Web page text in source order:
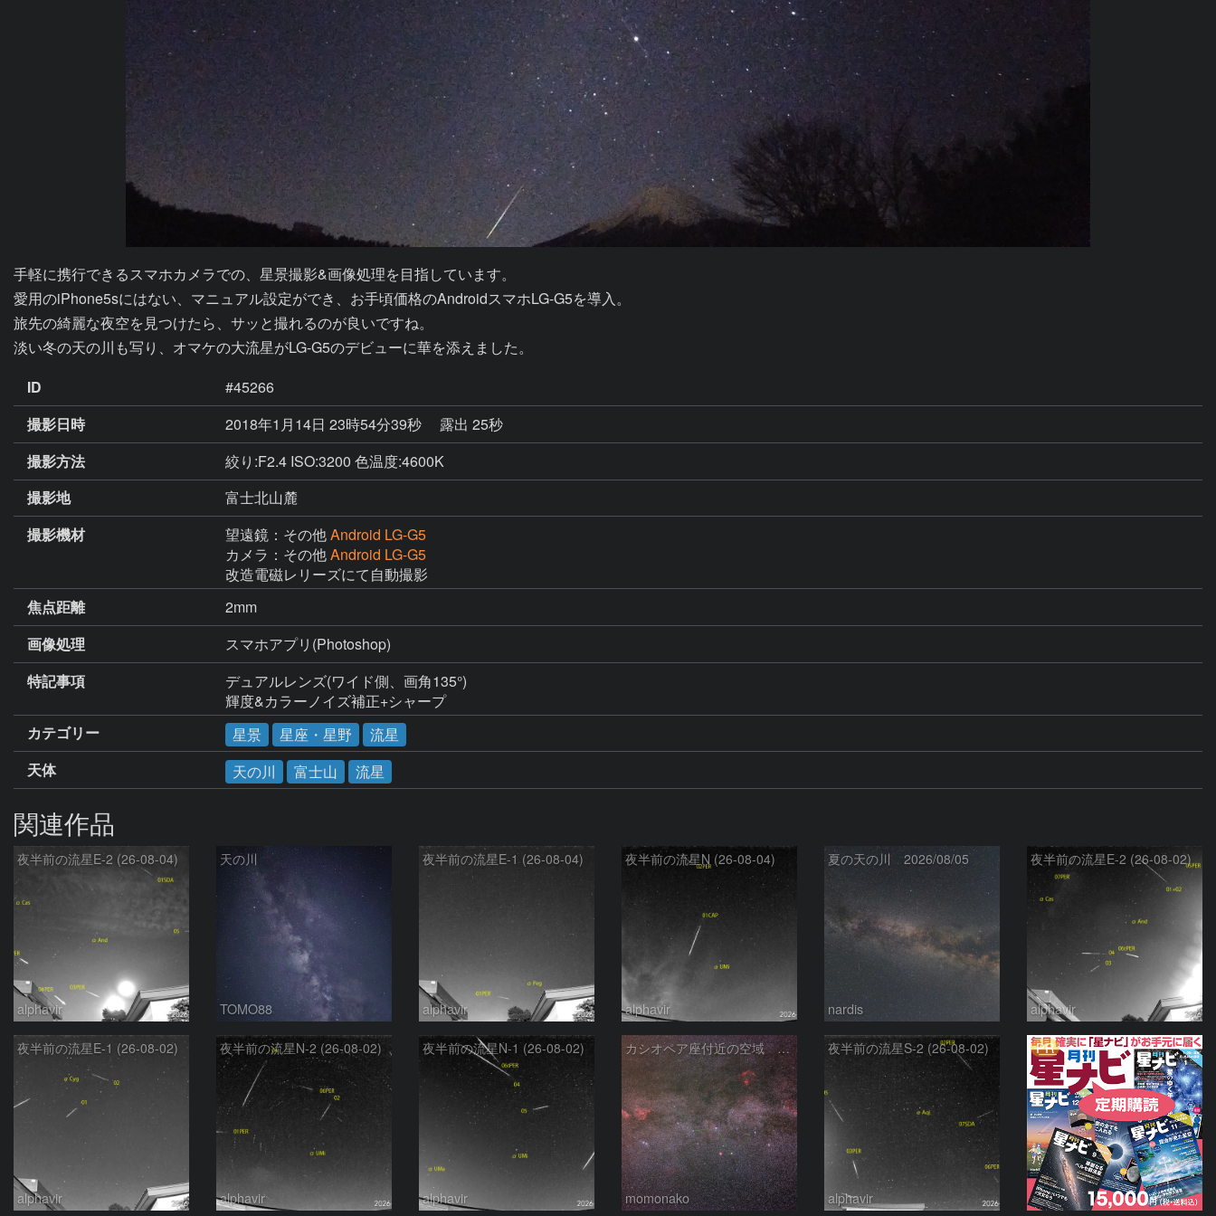
手軽に携行できるスマホカメラでの、星景撮影&画像処理を目指しています。
愛用のiPhone5sにはない、マニュアル設定ができ、お手頃価格のAndroidスマホLG-G5を導入。
旅先の綺麗な夜空を見つけたら、サッと撮れるのが良いですね。
ID
#45266
撮影日時
2018年1月14日 23時54分39秒
露出 25秒
撮影方法
絞り:F2.4 ISO:3200 色温度:4600K
撮影地
富士北山麓
撮影機材
望遠鏡：その他Android LG-G5
カメラ：その他Android LG-G5
改造電磁レリーズにて自動撮影
焦点距離
2mm
画像処理
スマホアプリ(Photoshop)
特記事項
デュアルレンズ(ワイド側、画角135°)
輝度&カラーノイズ補正+シャープ
カテゴリー
星景 星座・星野
流星
天体
天の川 富士山 流星
関連作品
夜半前の流星E-2 (26-08-04)
alphavir
天の川
TOMO88
夜半前の流星E-1 (26-08-04)
alphavir
夜半前の流星N (26-08-04)
alphavir
夏の天の川 2026/08/05
nardis
夜半前の流星E-2 (26-08-02)
alphavir
夜半前の流星E-1 (26-08-02)
alphavir
夜半前の流星N-2 (26-08-02)
alphavir
夜半前の流星N-1 (26-08-02)
alphavir
カシオペア座付近の空域 260720
momonako
夜半前の流星S-2 (26-08-02)
alphavir
PR